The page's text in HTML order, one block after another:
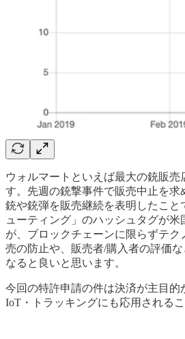
ウォルマートといえば最大の銃販売
す。先週の銃撃事件で販売中止を求
銃や銃弾を販売継続を表明したこと
ューティング」のハッシュタグが
が、ブロックチェーンに限らずテク
売の防止や、販売者/購入者の評価
なると良いと思います。
今回の特許申請の件は決済が主目的
IoT・トラッキングにも応用される